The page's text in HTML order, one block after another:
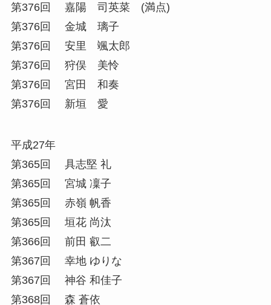
第376回 嘉陽 司英菜 (満点)
第376回 金城 璃子
第376回 安里 颯太郎
第376回 狩俣 美怜
第376回 宮田 和奏
第376回 新垣 愛
平成27年
第365回 具志堅 礼
第365回 宮城 凜子
第365回 赤嶺 帆香
第365回 垣花 尚汰
第366回 前田 叡二
第367回 幸地 ゆりな
第367回 神谷 和佳子
第368回 森 蒼依